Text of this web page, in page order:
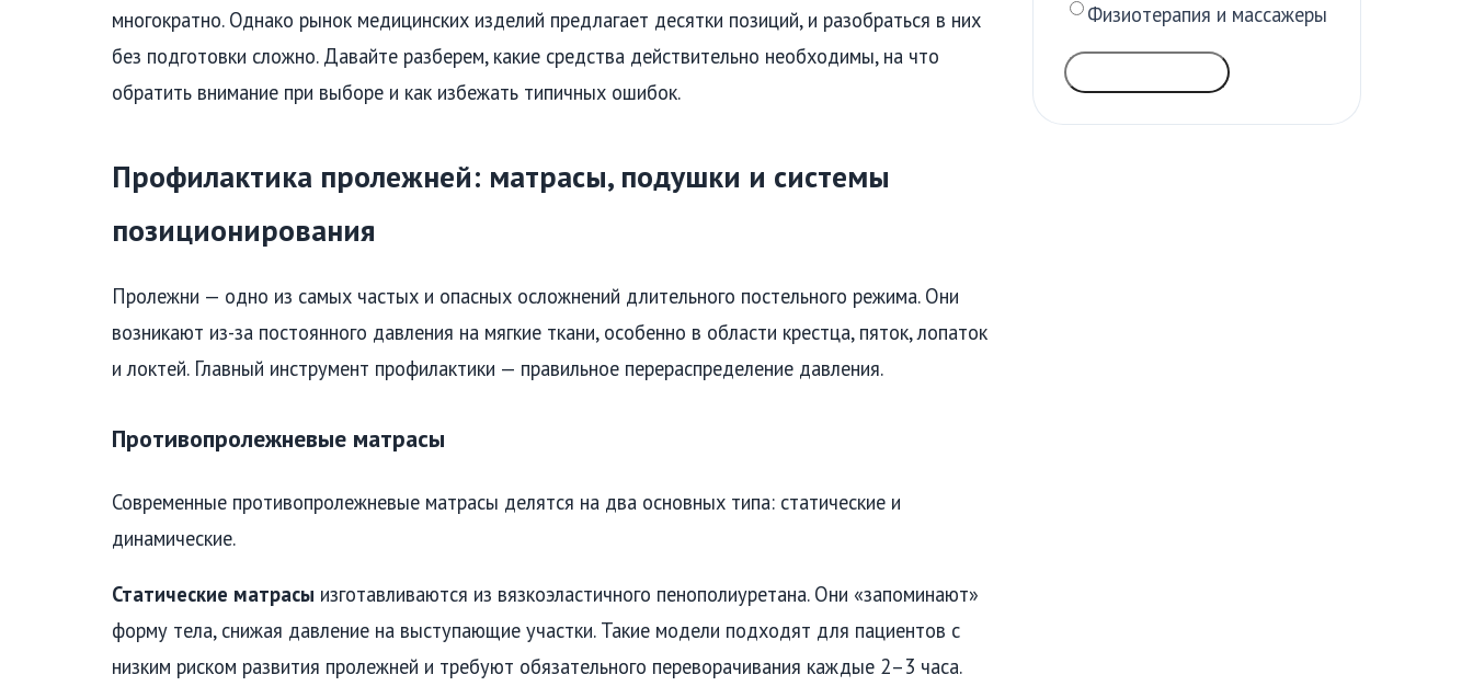
многократно. Однако рынок медицинских изделий предлагает десятки позиций, и разобраться в них
без подготовки сложно. Давайте разберем, какие средства действительно необходимы, на что
обратить внимание при выборе и как избежать типичных ошибок.
Профилактика пролежней: матрасы, подушки и системы
позиционирования
Пролежни — одно из самых частых и опасных осложнений длительного постельного режима. Они
возникают из-за постоянного давления на мягкие ткани, особенно в области крестца, пяток, лопаток
и локтей. Главный инструмент профилактики — правильное перераспределение давления.
Противопролежневые матрасы
Современные противопролежневые матрасы делятся на два основных типа: статические и
динамические.
Статические матрасы изготавливаются из вязкоэластичного пенополиуретана. Они «запоминают»
форму тела, снижая давление на выступающие участки. Такие модели подходят для пациентов с
низким риском развития пролежней и требуют обязательного переворачивания каждые 2–3 часа.
Физиотерапия и массажеры